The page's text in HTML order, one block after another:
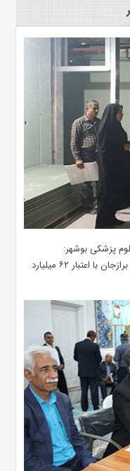
پزشکی بوشهر:
پروژه‌های عمرانی بیمارستان شهید گنجی برازجان با اعتبار ۶۲ میلیارد